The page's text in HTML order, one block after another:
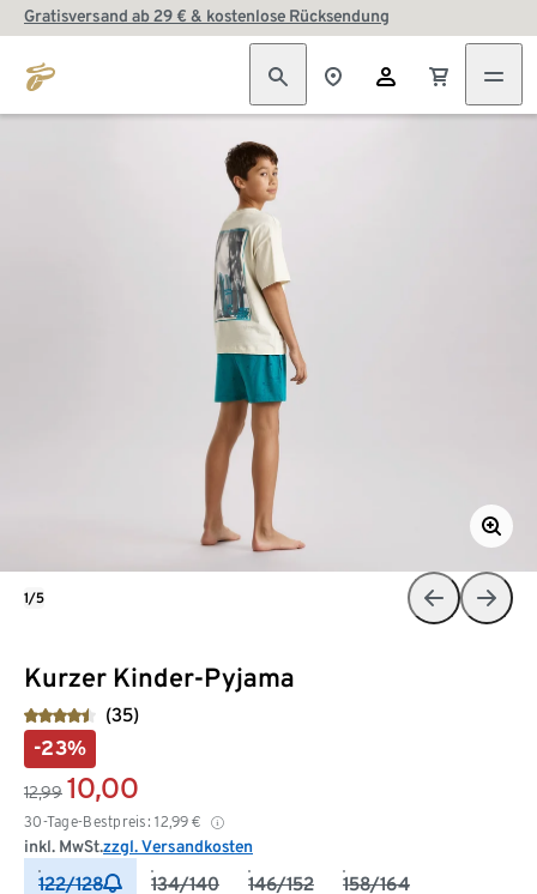
Gratisversand ab 29 € & kostenlose Rücksendung
Kurzer Kinder-Pyjama
(35)
-23%
12,99 10,00
30-Tage-Bestpreis: 12,99 €
inkl. MwSt.zzgl. Versandkosten
122/128 134/140 146/152 158/164
1/5